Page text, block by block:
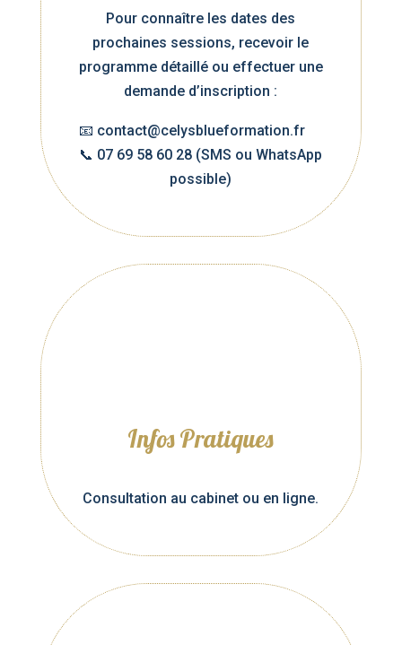
Pour connaître les dates des
prochaines sessions, recevoir le
programme détaillé ou effectuer une
demande d’inscription :
📧 contact@celysblueformation.fr
📞 07 69 58 60 28 (SMS ou WhatsApp
possible)
Infos Pratiques
Consultation au cabinet ou en ligne.